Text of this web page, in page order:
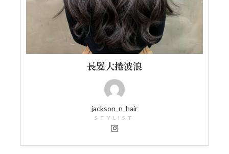
長髮大捲波浪
jackson_n_hair
STYLIST